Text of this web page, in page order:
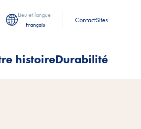
Lieu et langue
Français
ContactSites
histoireDurabilité